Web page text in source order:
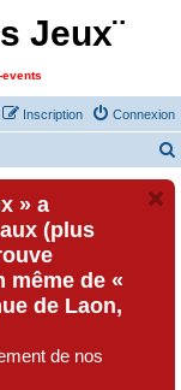
Jeux¨
Connexion
Inscription
» a
(plus
même de «
de Laon,
de nos